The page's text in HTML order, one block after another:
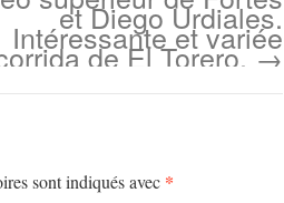
et Diego Urdiales.
Intéressante et variée
de El Torero.→
sont indiqués avec *